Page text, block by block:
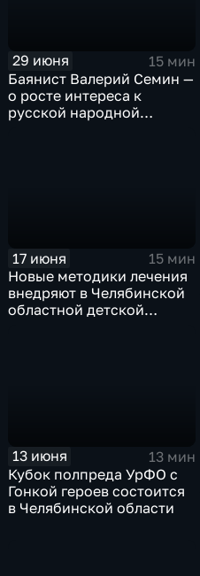
29 июня
15 мин
Баянист Валерий Семин —
о росте интереса к
русской народной
17 июня
15 мин
Новые методики лечения
внедряют в Челябинской
областной детской
13 июня
13 мин
Кубок полпреда УрФО с
Гонкой героев состоится
в Челябинской области